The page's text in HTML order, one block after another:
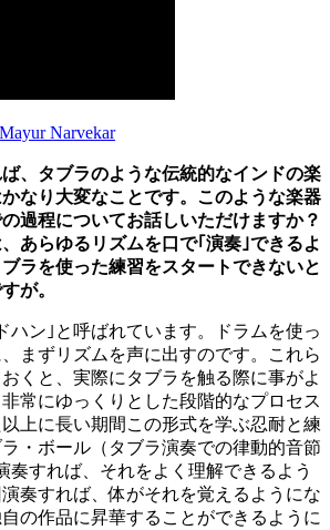
Narvekar
、タブラのような伝統的なインドの楽
なり大変なことです。このような楽器
過程についてお話しいただけますか？
あらゆるリズムを口で｢演奏｣できるよ
ラを使った練習をスタートできないと
が。
ハン｣と呼ばれています。ドラムを使っ
まずリズムを声に出すのです。これら
くと、実際にタブラを触る際に事がよ
常にゆっくりとした段階的なプロセス
上に長い期間この形式を学ぶ忍耐と練
・ボール（タブラ演奏での律動的音節
奏すれば、それをよく理解できるよう
奏すれば、体がそれを覚えるようにな
の作品に昇華することができるように